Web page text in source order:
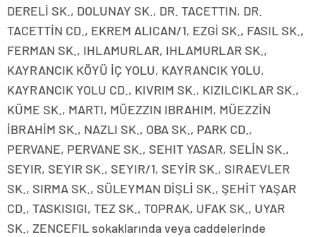
DERELİ SK., DOLUNAY SK., DR. TACETTIN, DR.
TACETTİN CD., EKREM ALICAN/1, EZGİ SK., FASIL SK.,
FERMAN SK., IHLAMURLAR, IHLAMURLAR SK.,
KAYRANCIK KÖYÜ İÇ YOLU, KAYRANCIK YOLU,
KAYRANCIK YOLU CD., KIVRIM SK., KIZILCIKLAR SK.,
KÜME SK., MARTI, MÜEZZIN IBRAHIM, MÜEZZİN
İBRAHİM SK., NAZLI SK., OBA SK., PARK CD.,
PERVANE, PERVANE SK., SEHIT YASAR, SELİN SK.,
SEYIR, SEYIR SK., SEYIR/1, SEYİR SK., SIRAEVLER
SK., SIRMA SK., SÜLEYMAN DİŞLİ SK., ŞEHİT YAŞAR
CD., TASKISIGI, TEZ SK., TOPRAK, UFAK SK., UYAR
SK., ZENCEFIL sokaklarında veya caddelerinde